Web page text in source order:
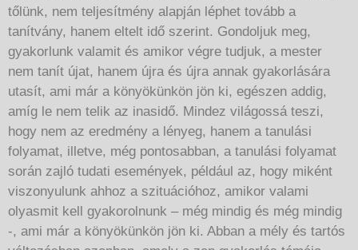
tőlünk, nem teljesítmény alapján léphet tovább a
tanítvány, hanem eltelt idő szerint. Gondoljuk meg,
gyakorlunk valamit és amikor végre tudjuk, a mester
nem tanít újat, hanem újra és újra annak gyakorlására
utasít, ami már a könyökünkön jön ki, egészen addig,
amíg le nem telik az inasidő. Mindez világossá teszi,
hogy nem az eredmény a lényeg, hanem a tanulási
folyamat, illetve, még pontosabban, a tanulási folyamat
során zajló tudati események, például az, hogy miként
viszonyulunk ahhoz a szituációhoz, amikor valami
olyasmit kell gyakorolnunk – még mindig és még mindig
-, ami már a könyökünkön jön ki. Abban a mély és tartós